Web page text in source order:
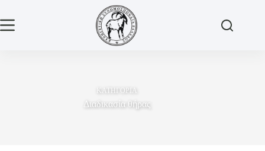
περιεχόμενο
ΚΑΤΗΓΟΡΙΑ
Διαδικασία θήρας